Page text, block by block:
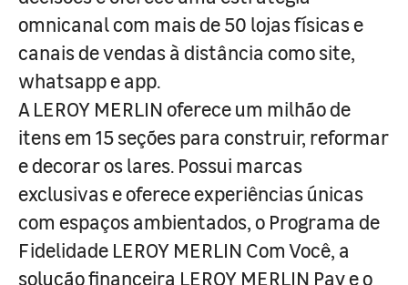
omnicanal com mais de 50 lojas físicas e
canais de vendas à distância como site,
whatsapp e app.
A LEROY MERLIN oferece um milhão de
itens em 15 seções para construir, reformar
e decorar os lares. Possui marcas
exclusivas e oferece experiências únicas
com espaços ambientados, o Programa de
Fidelidade LEROY MERLIN Com Você, a
solução financeira LEROY MERLIN Pay e o